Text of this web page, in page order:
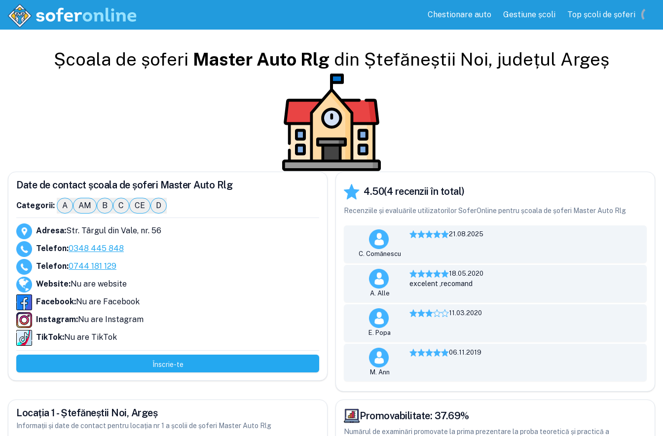
Chestionare auto Gestiune școli Top școli de șoferi
Școala de șoferi Master Auto Rlg din Ștefăneștii Noi, județul Argeș
Date de contact școala de șoferi Master Auto Rlg
Categorii: A AM B C CE D
Adresa:Str. Târgul din Vale, nr. 56
Telefon:0348 445 848
Telefon:0744 181 129
Website:Nu are website
Facebook:Nu are Facebook
Instagram:Nu are Instagram
TikTok:Nu are TikTok
Înscrie-te
4.50(4 recenzii în total)
Recenziile și evaluările utilizatorilor SoferOnline pentru școala de șoferi Master Auto Rlg
C. Comănescu
21.08.2025
A. Alle
18.05.2020
excelent ,recomand
E. Popa
11.03.2020
M. Ann
06.11.2019
Locația 1 - Ștefăneștii Noi, Argeș
Informații și date de contact pentru locația nr 1 a școlii de șoferi Master Auto Rlg
Promovabilitate: 37.69%
Numărul de examinări promovate la prima prezentare la proba teoretică și practică a